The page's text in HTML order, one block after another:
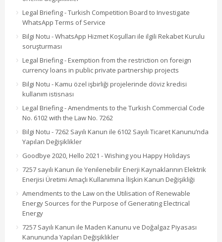
Legal Briefing - Turkish Competition Board to Investigate
WhatsApp Terms of Service
Bilgi Notu - WhatsApp Hizmet Koşulları ile ilgili Rekabet Kurulu
soruşturması
Legal Briefing - Exemption from the restriction on foreign
currency loans in public private partnership projects
Bilgi Notu - Kamu özel işbirliği projelerinde döviz kredisi
kullanım istisnası
Legal Briefing - Amendments to the Turkish Commercial Code
No. 6102 with the Law No. 7262
Bilgi Notu - 7262 Sayılı Kanun ile 6102 Sayılı Ticaret Kanunu’nda
Yapılan Değişiklikler
Goodbye 2020, Hello 2021 - Wishing you Happy Holidays
7257 sayılı Kanun ile Yenilenebilir Enerji Kaynaklarının Elektrik
Enerjisi Üretimi Amaçlı Kullanımına İlişkin Kanun Değişikliği
Amendments to the Law on the Utilisation of Renewable
Energy Sources for the Purpose of Generating Electrical
Energy
7257 Sayılı Kanun ile Maden Kanunu ve Doğalgaz Piyasası
Kanununda Yapılan Değişiklikler